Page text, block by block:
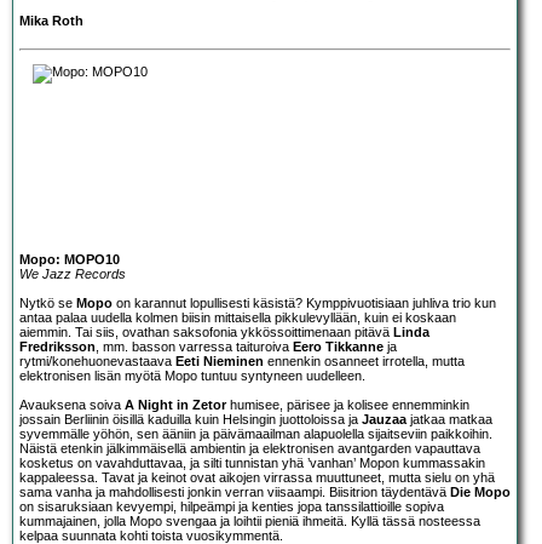
Mika Roth
Mopo: MOPO10
We Jazz Records
Nytkö se Mopo on karannut lopullisesti käsistä? Kymppivuotisiaan juhliva trio kun
antaa palaa uudella kolmen biisin mittaisella pikkulevyllään, kuin ei koskaan
aiemmin. Tai siis, ovathan saksofonia ykkössoittimenaan pitävä Linda
Fredriksson , mm. basson varressa taituroiva Eero Tikkanne ja
rytmi/konehuonevastaava Eeti Nieminen ennenkin osanneet irrotella, mutta
elektronisen lisän myötä Mopo tuntuu syntyneen uudelleen.
Avauksena soiva A Night in Zetorhumisee, pärisee ja kolisee ennemminkin
jossain Berliinin öisillä kaduilla kuin Helsingin juottoloissa ja Jauzaa jatkaa matkaa
syvemmälle yöhön, sen ääniin ja päivämaailman alapuolella sijaitseviin paikkoihin.
Näistä etenkin jälkimmäisellä ambientin ja elektronisen avantgarden vapauttava
kosketus on vavahduttavaa, ja silti tunnistan yhä ’vanhan’ Mopon kummassakin
kappaleessa. Tavat ja keinot ovat aikojen virrassa muuttuneet, mutta sielu on yhä
sama vanha ja mahdollisesti jonkin verran viisaampi. Biisitrion täydentävä Die Mopo
on sisaruksiaan kevyempi, hilpeämpi ja kenties jopa tanssilattioille sopiva
kummajainen, jolla Mopo svengaa ja loihtii pieniä ihmeitä. Kyllä tässä nosteessa
kelpaa suunnata kohti toista vuosikymmentä.